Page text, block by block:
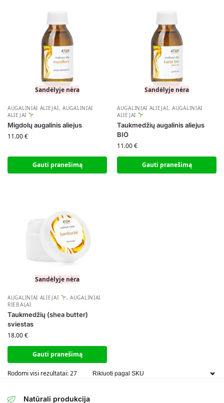
Sandėlyje nėra
AUGALINIAI ALIEJAI,AUGALINIAI
ALIEJAI
Migdolų augalinis aliejus
11.00€
Gauti pranešimą
Sandėlyje nėra
AUGALINIAI ALIEJAI,AUGALINIAI
ALIEJAI
Taukmedžių augalinis aliejus
BIO
11.00€
Gauti pranešimą
Sandėlyje nėra
AUGALINIAI ALIEJAI ,AUGALINIAI
RIEBALAI
Taukmedžių (shea butter)
sviestas
18.00€
Gauti pranešimą
Rodomi visi rezultatai: 27
Natūrali produkcija